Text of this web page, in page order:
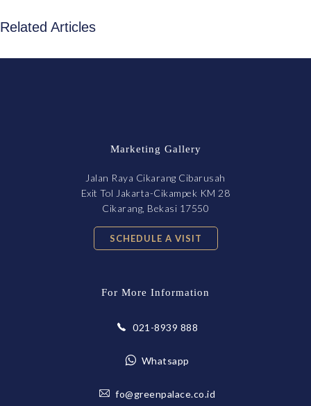
Related Articles
Marketing Gallery
Jalan Raya Cikarang Cibarusah
Exit Tol Jakarta-Cikampek KM 28
Cikarang, Bekasi 17550
SCHEDULE A VISIT
For More Information
021-8939 888
Whatsapp
fo@greenpalace.co.id